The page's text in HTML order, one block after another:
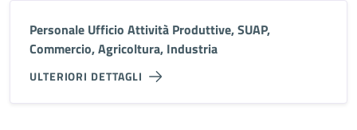
Personale Ufficio Attività Produttive, SUAP,
Commercio, Agricoltura, Industria
ULTERIORI DETTAGLI